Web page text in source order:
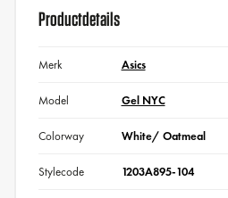
Productdetails
Merk Asics
Model Gel NYC
Colorway White/ Oatmeal
Stylecode 1203A895-104